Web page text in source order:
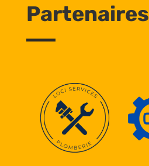
Partenaires